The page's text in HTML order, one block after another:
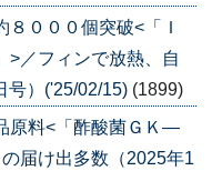
８０００個突破<「Ｉ
／フィンで放熱、自
号）('25/02/15) (1899)
原料<「酢酸菌ＧＫ―
届け出多数（2025年1